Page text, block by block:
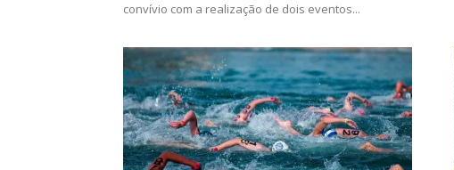
convívio com a realização de dois eventos...